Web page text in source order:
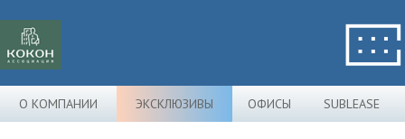
О КОМПАНИИ ЭКСКЛЮЗИВЫ ОФИСЫ SUBLEASE